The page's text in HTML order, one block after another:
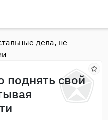
дела, не
поднять свой